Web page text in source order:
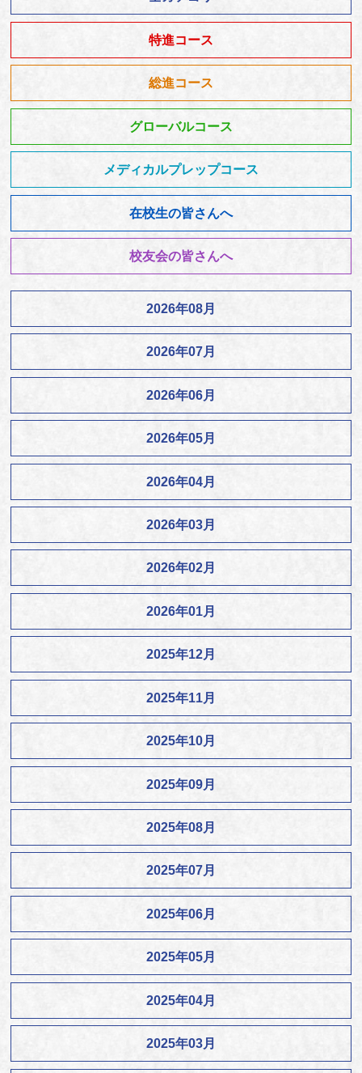
特進コース
総進コース
グローバルコース
メディカルプレップコース
在校生の皆さんへ
校友会の皆さんへ
2026年08月
2026年07月
2026年06月
2026年05月
2026年04月
2026年03月
2026年02月
2026年01月
2025年12月
2025年11月
2025年10月
2025年09月
2025年08月
2025年07月
2025年06月
2025年05月
2025年04月
2025年03月